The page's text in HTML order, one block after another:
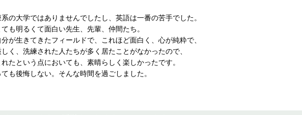
の大学ではありませんでしたし、英語は一番の苦手でした。
も明るくて面白い先生、先輩、仲間たち。
が生きてきたフィールドで、これほど面白く、心が純粋で、
しく、洗練された人たちが多く居たことがなかったので、
れたという点においても、素晴らしく楽しかったです。
も後悔しない。そんな時間を過ごしました。